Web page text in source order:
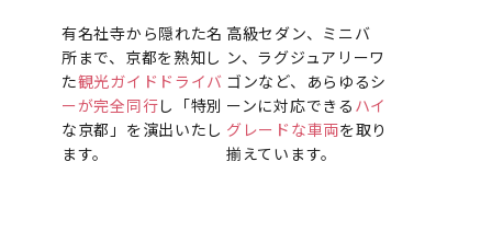
有名社寺から隠れた名
所まで、京都を熟知し
た観光ガイドドライバ
ーが完全同行し「特別
な京都」を演出いたし
ます。
高級セダン、ミニバ
ン、ラグジュアリーワ
ゴンなど、あらゆるシ
ーンに対応できる ハイ
グレードな車両を取り
揃えています。